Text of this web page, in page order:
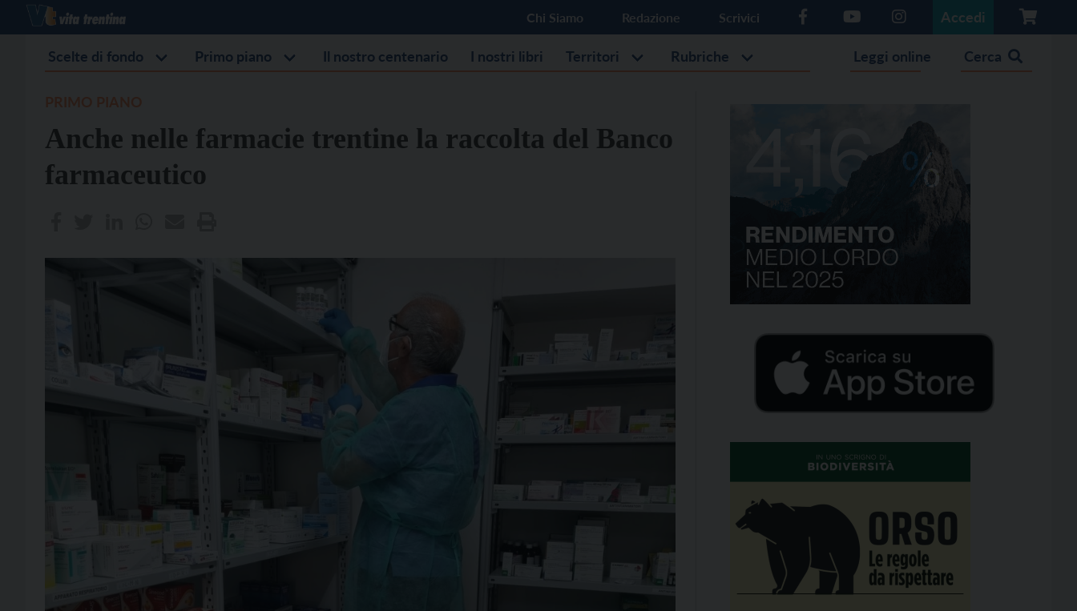
Chi Siamo Redazione Scrivici Accedi
Scelte di fondo Primo piano Il nostro centenario I nostri libri Territori Rubriche Leggi online Cerca
Anche nelle farmacie trentine la raccolta del Banco
farmaceutico